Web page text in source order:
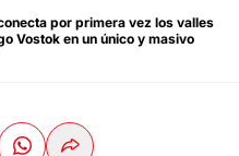
por primera vez los valles
Vostok en un único y masivo